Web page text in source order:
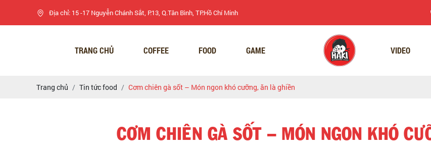
Địa chỉ: 15 -17 Nguyễn Chánh Sắt, P.13, Q.Tân Bình, TP.Hồ Chí Minh
TRANG CHỦ COFFEE FOOD GAME VIDEO
Trang chủ Tin tức food Cơm chiên gà sốt – Món ngon khó cưỡng, ăn là ghiền
CƠM CHIÊN GÀ SỐT – MÓN NGON KHÓ